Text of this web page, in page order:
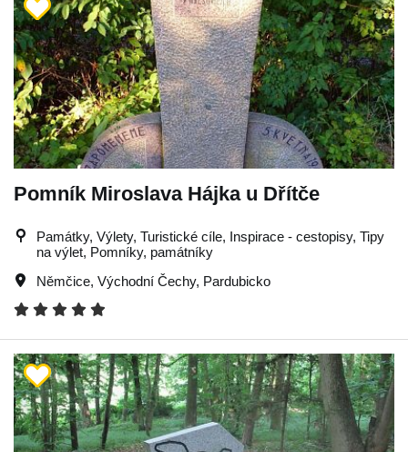
Pomník Miroslava Hájka u Dřítče
Památky, Výlety, Turistické cíle, Inspirace - cestopisy, Tipy
na výlet, Pomníky, památníky
Němčice, Východní Čechy, Pardubicko